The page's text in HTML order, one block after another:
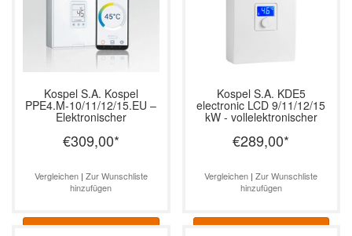
Kospel S.A. Kospel
PPE4.M-10/11/12/15.EU –
Elektronischer
& LCD, 10–15 kW
€309,00*
Vergleichen| Zur Wunschliste
hinzufügen
Informationen
Kospel S.A. KDE5
electronic LCD 9/11/12/15
kW - vollelektronischer
€289,00*
Vergleichen |Zur Wunschliste
hinzufügen
Informationen